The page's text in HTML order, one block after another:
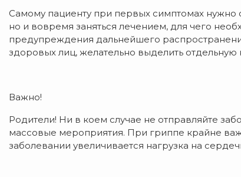
Самому пациенту при первых симптомах нужно
но и вовремя заняться лечением, для чего
предупреждения дальнейшего
здоровых лиц, желательно выделить отдельную
Важно!
Родители! Ни в коем случае не отправляйте
массовые мероприятия. При гриппе крайне
заболевании увеличивается нагрузка на